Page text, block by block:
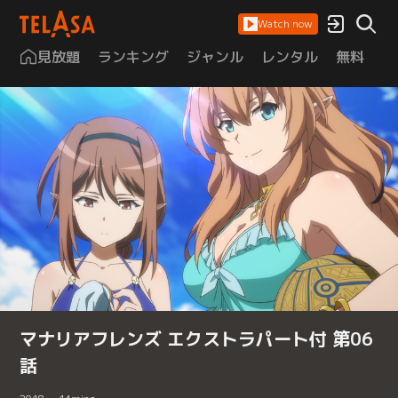
Watch now
見放題 ランキング ジャンル レンタル 無料
マナリアフレンズ エクストラパート付 第06
話